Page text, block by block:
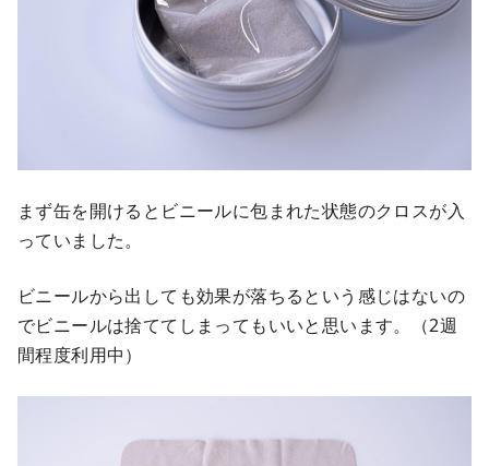
まず缶を開けるとビニールに包まれた状態のクロスが入
っていました。
ビニールから出しても効果が落ちるという感じはないの
でビニールは捨ててしまってもいいと思います。（2週
間程度利用中）